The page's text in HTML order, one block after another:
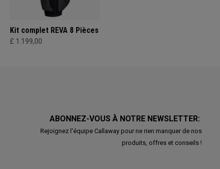
Kit complet REVA 8 Pièces
£ 1.199,00
ABONNEZ-VOUS À NOTRE NEWSLETTER:
Rejoignez l'équipe Callaway pour ne rien manquer de nos
produits, offres et conseils !